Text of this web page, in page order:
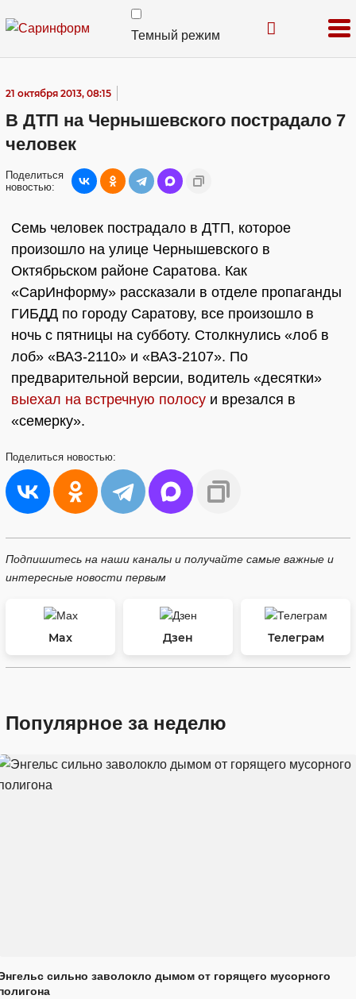
Темный режим
21 октября 2013, 08:15
В ДТП на Чернышевского пострадало 7
человек
Поделиться
новостью:
Семь человек пострадало в ДТП, которое
произошло на улице Чернышевского в
Октябрьском районе Саратова. Как
«СарИнформу» рассказали в отделе пропаганды
ГИБДД по городу Саратову, все произошло в
ночь с пятницы на субботу. Столкнулись «лоб в
лоб» «ВАЗ-2110» и «ВАЗ-2107». По
предварительной версии, водитель «десятки»
выехал на встречную полосу и врезался в
«семерку».
Поделиться новостью:
Подпишитесь на наши каналы и получайте самые важные и
интересные новости первым
Max Дзен Телеграм
Популярное за неделю
сильно заволокло дымом от горящего мусорного